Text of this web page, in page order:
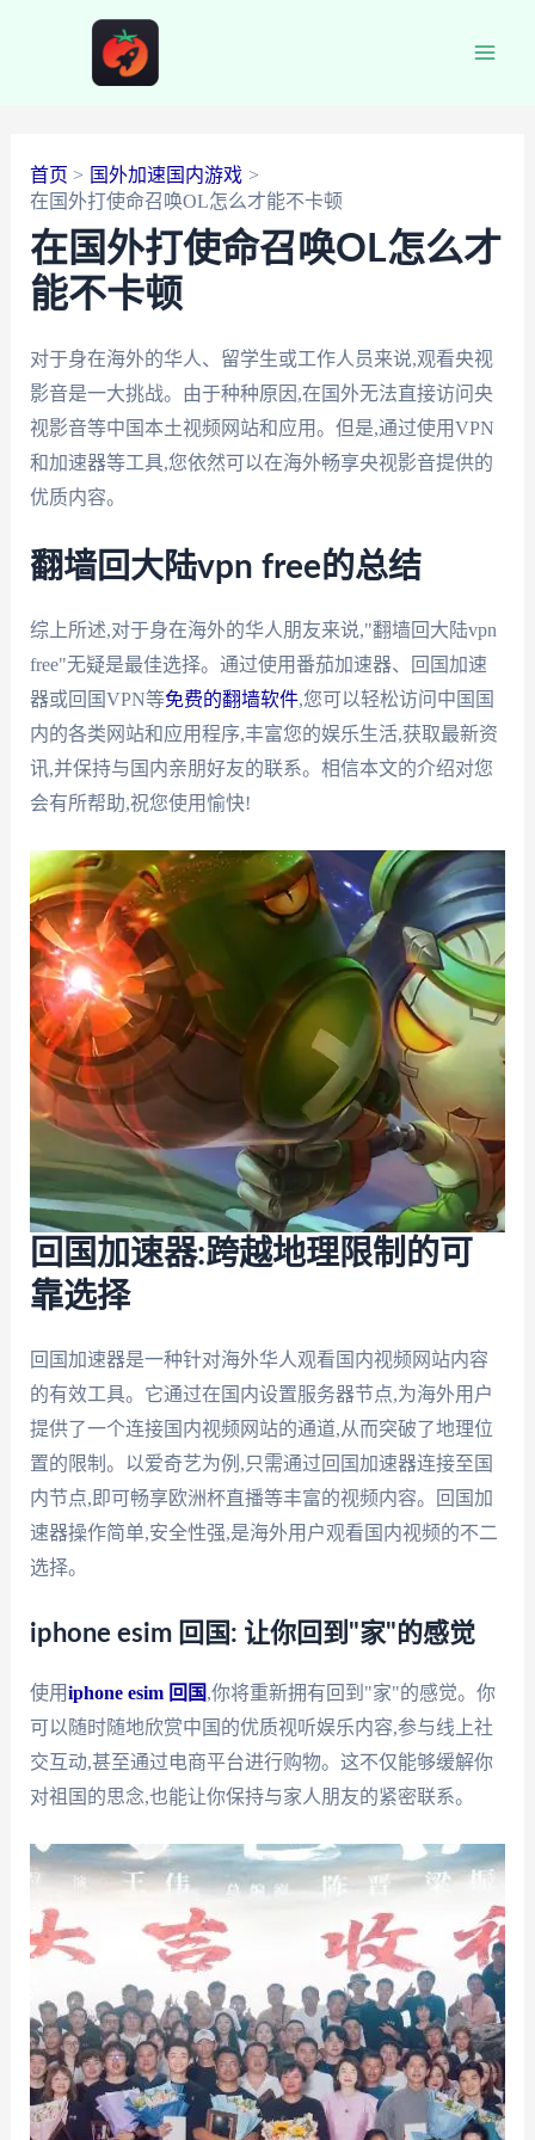
首页
国外加速国内游戏
在国外打使命召唤OL怎么才能不卡顿
在国外打使命召唤OL怎么才
能不卡顿
对于身在海外的华人、留学生或工作人员来说,观看央视
影音是一大挑战。由于种种原因,在国外无法直接访问央
视影音等中国本土视频网站和应用。但是,通过使用VPN
和加速器等工具,您依然可以在海外畅享央视影音提供的
优质内容。
翻墙回大陆vpn free的总结
综上所述,对于身在海外的华人朋友来说,"翻墙回大陆vpn
free"无疑是最佳选择。通过使用番茄加速器、回国加速
器或回国VPN等免费的翻墙软件,您可以轻松访问中国国
内的各类网站和应用程序,丰富您的娱乐生活,获取最新资
讯,并保持与国内亲朋好友的联系。相信本文的介绍对您
会有所帮助,祝您使用愉快!
回国加速器:跨越地理限制的可
靠选择
回国加速器是一种针对海外华人观看国内视频网站内容
的有效工具。它通过在国内设置服务器节点,为海外用户
提供了一个连接国内视频网站的通道,从而突破了地理位
置的限制。以爱奇艺为例,只需通过回国加速器连接至国
内节点,即可畅享欧洲杯直播等丰富的视频内容。回国加
速器操作简单,安全性强,是海外用户观看国内视频的不二
选择。
iphone esim 回国: 让你回到"家"的感觉
使用iphone esim 回国 ,你将重新拥有回到"家"的感觉。你
可以随时随地欣赏中国的优质视听娱乐内容,参与线上社
交互动,甚至通过电商平台进行购物。这不仅能够缓解你
对祖国的思念,也能让你保持与家人朋友的紧密联系。